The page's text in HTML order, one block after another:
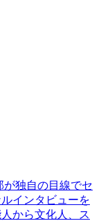
独自の目線でセ
インタビューを
から文化人、ス